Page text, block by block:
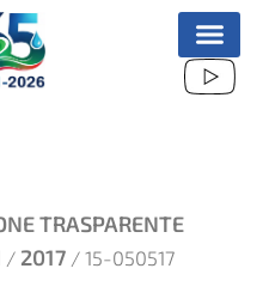
TRASPARENTE
/ 2017 / 15-050517